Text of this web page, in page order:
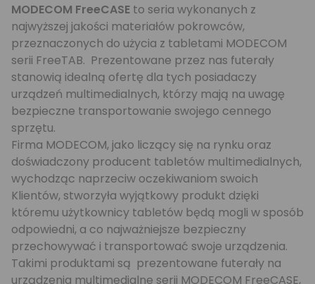
MODECOM FreeCASE to seria wykonanych z
najwyższej jakości materiałów pokrowców,
przeznaczonych do użycia z tabletami MODECOM
serii FreeTAB. Prezentowane przez nas futerały
stanowią idealną ofertę dla tych posiadaczy
urządzeń multimedialnych, którzy mają na uwagę
bezpieczne transportowanie swojego cennego
sprzętu.
Firma MODECOM, jako liczący się na rynku oraz
doświadczony producent tabletów multimedialnych,
wychodząc naprzeciw oczekiwaniom swoich
Klientów, stworzyła wyjątkowy produkt dzięki
któremu użytkownicy tabletów będą mogli w sposób
odpowiedni, a co najważniejsze bezpieczny
przechowywać i transportować swoje urządzenia.
Takimi produktami są prezentowane futerały na
urządzenia multimedialne serii MODECOM FreeCASE,